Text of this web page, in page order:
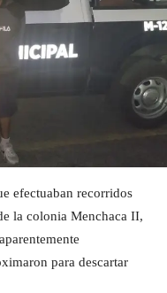
efectuaban recorridos
la colonia Menchaca II,
para descartar